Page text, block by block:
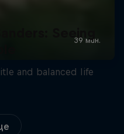
and balanced life